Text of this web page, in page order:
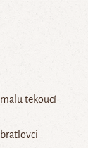
tekoucí